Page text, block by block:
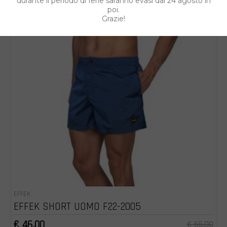
EFFEK
EFFEK SHORT UOMO F22-2005
€ 65.00
poi.
Grazie!